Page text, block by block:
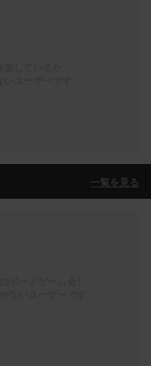
一覧を見る